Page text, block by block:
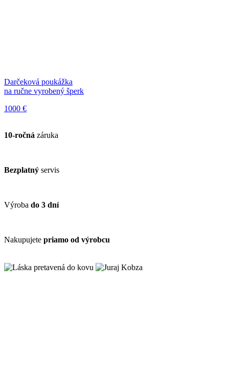
Darčeková poukážka
na ručne vyrobený šperk
1000 €
10-ročná záruka
Bezplatný servis
Výroba do 3 dní
Nakupujete priamo od výrobcu